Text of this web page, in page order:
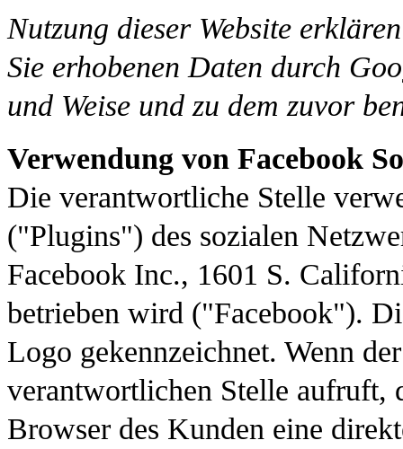
Nutzung dieser Website
Sie erhobenen Daten durch
und Weise und zu dem zuvor
Verwendung von Facebook
Die verantwortliche Stelle
("Plugins") des sozialen
Facebook Inc., 1601 S.
betrieben wird ("Facebook").
Logo gekennzeichnet. Wenn
verantwortlichen Stelle aufruft,
Browser des Kunden eine